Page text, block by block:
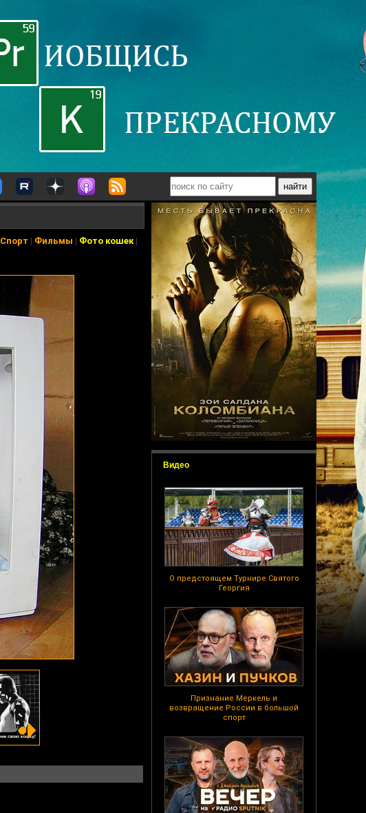
Видео
О предстоящем Турнире Святого
Георгия
Признание Меркель и
возвращение России в большой
спорт
Спорт | Фильмы | Фото кошек|